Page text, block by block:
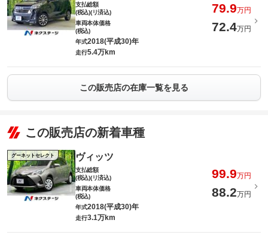
支払総額
(税込)(リ済込)
79.9万円
車両本体価格
(税込)
72.4万円
年式2018(平成30)年
走行5.4万km
この販売店の在庫一覧を見る
この販売店の新着車種
グーネットセレクト ヴィッツ
支払総額
(税込)(リ済込)
99.9万円
車両本体価格
(税込)
88.2万円
年式2018(平成30)年
走行3.1万km